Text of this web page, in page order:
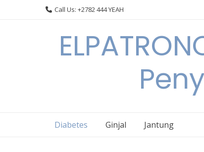
Call Us: +2782 444 YEAH
Diabetes Ginjal Jantung